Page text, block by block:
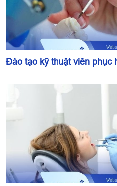
Đào tạo kỹ thuật viên phục